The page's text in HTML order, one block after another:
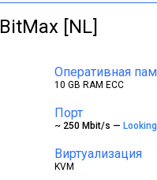
BitMax [NL]
Оперативная
10 GB RAM ECC
Порт
~ 250 Mbit/s —
Виртуализация
KVM